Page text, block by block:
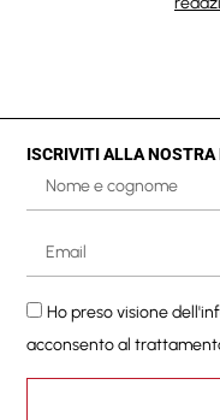
ISCRIVITI ALLA NOSTRA
Ho preso visione
acconsento al